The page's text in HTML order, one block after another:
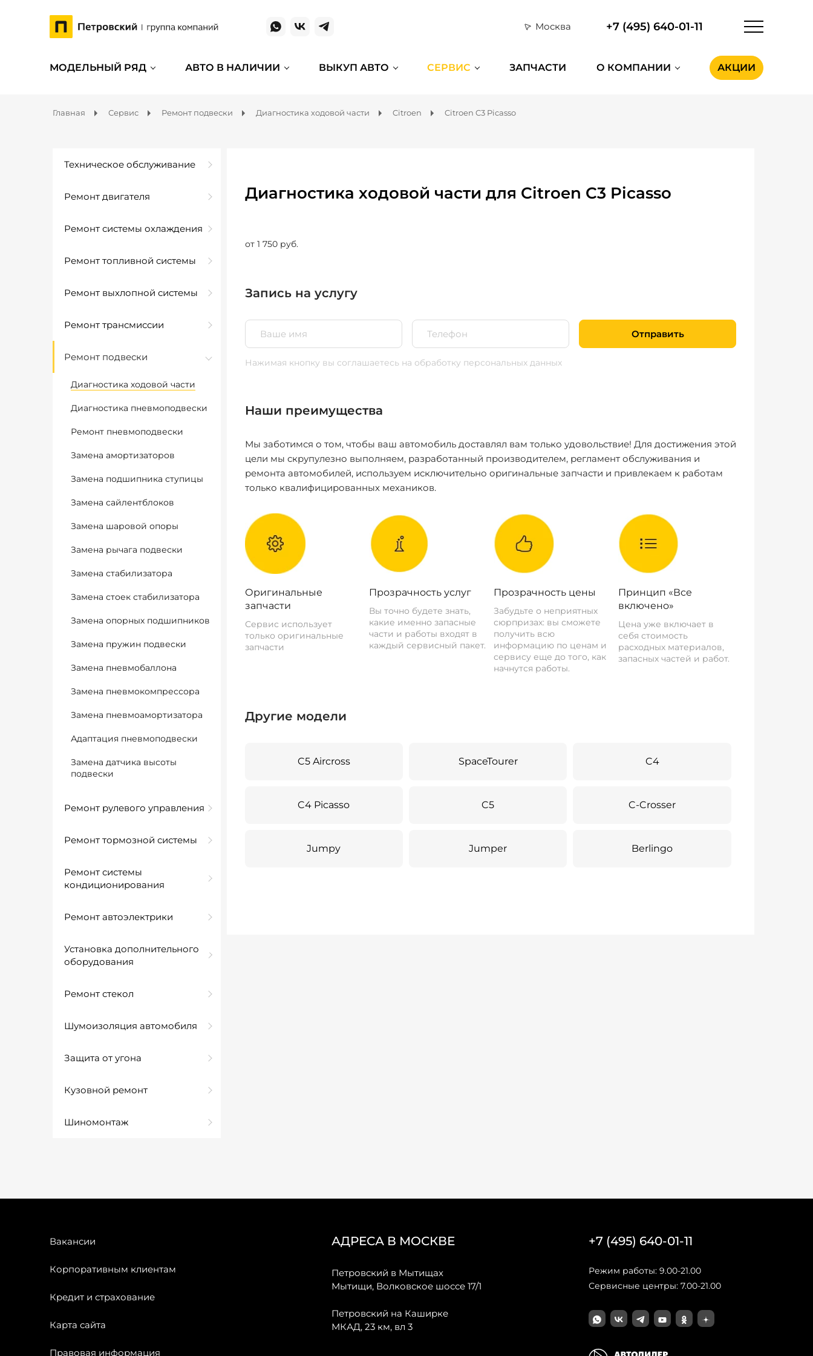
Москва +7 (495) 640-01-11
МОДЕЛЬНЫЙ РЯД АВТО В НАЛИЧИИ ВЫКУП АВТО СЕРВИС ЗАПЧАСТИ О КОМПАНИИ АКЦИИ
Главная Сервис Ремонт подвески Диагностика ходовой части Citroen Citroen C3 Picasso
Техническое обслуживание
Ремонт двигателя
Ремонт системы охлаждения
Ремонт топливной системы
Ремонт выхлопной системы
Ремонт трансмиссии
Ремонт подвески
Диагностика ходовой части
Диагностика пневмоподвески
Ремонт пневмоподвески
Замена амортизаторов
Замена подшипника ступицы
Замена сайлентблоков
Замена шаровой опоры
Замена рычага подвески
Замена стабилизатора
Замена стоек стабилизатора
Замена опорных подшипников
Замена пружин подвески
Замена пневмобаллона
Замена пневмокомпрессора
Замена пневмоамортизатора
Адаптация пневмоподвески
Замена датчика высоты
подвески
Ремонт рулевого управления
Ремонт тормозной системы
Ремонт системы
кондиционирования
Ремонт автоэлектрики
Установка дополнительного
оборудования
Ремонт стекол
Шумоизоляция автомобиля
Защита от угона
Кузовной ремонт
Шиномонтаж
Диагностика ходовой части для Citroen C3 Picasso
от 1 750 руб.
Запись на услугу
Отправить
Нажимая кнопку вы соглашаетесь на обработку персональных данных
Наши преимущества
Мы заботимся о том, чтобы ваш автомобиль доставлял вам только удовольствие! Для достижения этой
цели мы скрупулезно выполняем, разработанный производителем, регламент обслуживания и
ремонта автомобилей, используем исключительно оригинальные запчасти и привлекаем к работам
только квалифицированных механиков.
Оригинальные
запчасти
Сервис использует
только оригинальные
запчасти
Прозрачность услуг
Вы точно будете знать,
какие именно запасные
части и работы входят в
каждый сервисный пакет.
Прозрачность цены
Забудьте о неприятных
сюрпризах: вы сможете
получить всю
информацию по ценам и
сервису еще до того, как
начнутся работы.
Принцип «Все
включено»
Цена уже включает в
себя стоимость
расходных материалов,
запасных частей и работ.
Другие модели
C5 Aircross SpaceTourer C4
C4 Picasso C5 C-Crosser
Jumpy Jumper Berlingo
Вакансии
Корпоративным клиентам
Кредит и страхование
Карта сайта
Правовая информация
АДРЕСА В МОСКВЕ
Петровский в Мытищах
Мытищи, Волковское шоссе 17/1
Петровский на Каширке
МКАД, 23 км, вл 3
+7 (495) 640-01-11
Режим работы: 9.00-21.00
Сервисные центры: 7.00-21.00